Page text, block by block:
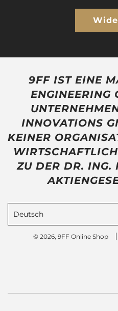
9FF IST EINE
ENGINEERING
INNOVATIONS
KEINER
ZU DER DR. ING.
Deutsch
© 2026, 9FF Online Shop